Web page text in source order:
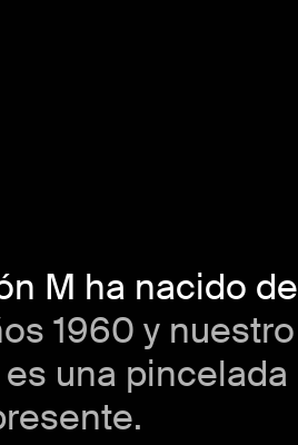
M ha nacido de
1960 y nuestro
una pincelada